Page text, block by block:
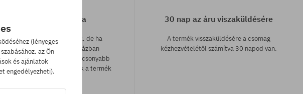
Legjobb ár garancia
legjobb árak nálunk vannak, de ha
véletlenül egy más webáruházban
a termékünket alacsonyabb
akkor csak neked levisszük a termék
30 nap az áru viszaküldésére
A termék visszaküldésére a csomag
kézhezvételétől számítva 30 napod van.
(lényeges
az Ön
és ajánlatok
engedélyezheti).